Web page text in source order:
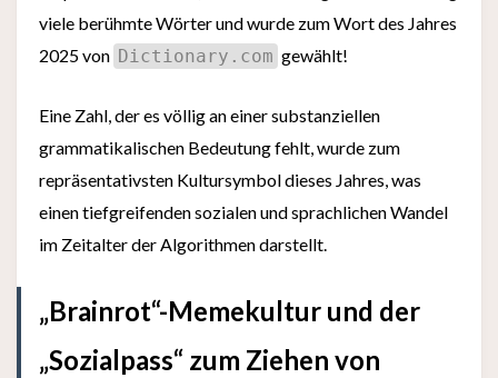
viele berühmte Wörter und wurde zum Wort des Jahres
2025 von Dictionary.com gewählt!
Eine Zahl, der es völlig an einer substanziellen
grammatikalischen Bedeutung fehlt, wurde zum
repräsentativsten Kultursymbol dieses Jahres, was
einen tiefgreifenden sozialen und sprachlichen Wandel
im Zeitalter der Algorithmen darstellt.
„Brainrot“-Memekultur und der
„Sozialpass“ zum Ziehen von